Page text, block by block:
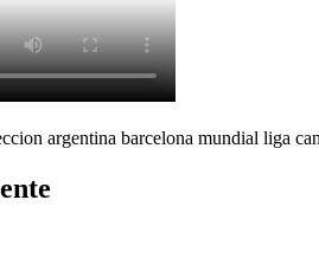
argentina barcelona mundial liga